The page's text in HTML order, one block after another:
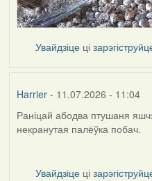
Увайдзіце ці
Harrier- 11.07.2026 - 11:04
Раніцай абодва птушаня
некранутая палёўка побач.
Увайдзіце ці